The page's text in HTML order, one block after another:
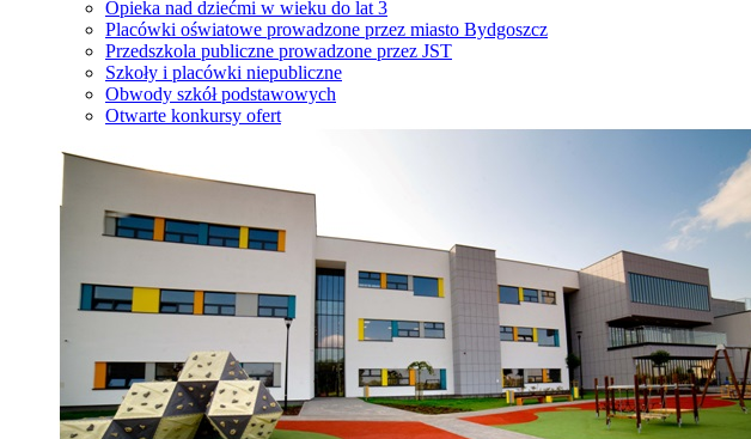
Opieka nad dziećmi w wieku do lat 3
Placówki oświatowe prowadzone przez miasto Bydgoszcz
Przedszkola publiczne prowadzone przez JST
Szkoły i placówki niepubliczne
Obwody szkół podstawowych
Otwarte konkursy ofert